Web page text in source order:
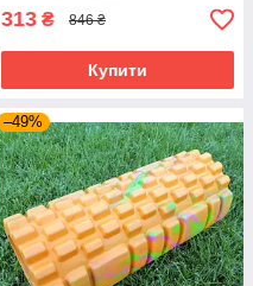
313 ₴ 846 ₴
Купити
–49%